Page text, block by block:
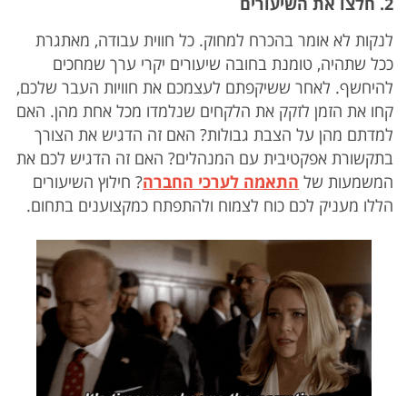
לנקות לא אומר בהכרח למחוק. כל חווית עבודה, מאתגרת
ככל שתהיה, טומנת בחובה שיעורים יקרי ערך שמחכים
להיחשף. לאחר ששיקפתם לעצמכם את חוויות העבר שלכם,
קחו את הזמן לזקק את הלקחים שנלמדו מכל אחת מהן. האם
למדתם מהן על הצבת גבולות? האם זה הדגיש את הצורך
בתקשורת אפקטיבית עם המנהלים? האם זה הדגיש לכם את
המשמעות של התאמה לערכי החברה? חילוץ השיעורים
הללו מעניק לכם כוח לצמוח ולהתפתח כמקצוענים בתחום.